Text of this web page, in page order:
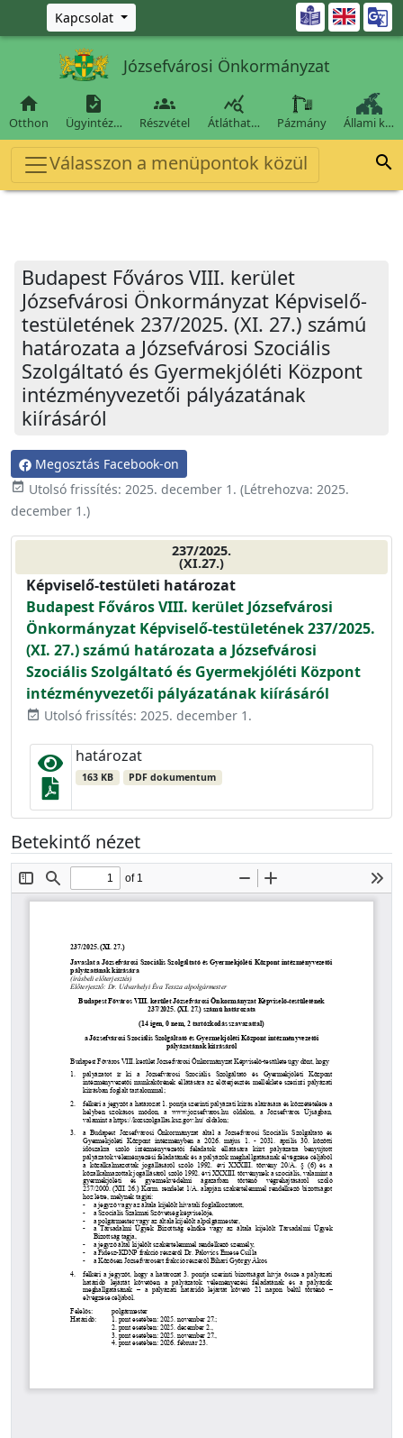
Ugrás a fő tartalomra
Kapcsolat 
Józsefvárosi Önkormányzat

Otthon

Ügyintéz…

Részvétel

Átláthat… Pázmány Állami k…
Válasszon a menüpontok közül 
Budapest Főváros VIII. kerület
Józsefvárosi Önkormányzat Képviselő-
testületének 237/2025. (XI. 27.) számú
határozata a Józsefvárosi Szociális
Szolgáltató és Gyermekjóléti Központ
intézményvezetői pályázatának
kiírásáról
Megosztás Facebook-on
event_available Utolsó frissítés: 2025. december 1. (Létrehozva: 2025.
december 1.)
237/2025.
(XI.27.)
Képviselő-testületi határozat
Budapest Főváros VIII. kerület Józsefvárosi
Önkormányzat Képviselő-testületének 237/2025.
(XI. 27.) számú határozata a Józsefvárosi
Szociális Szolgáltató és Gyermekjóléti Központ
intézményvezetői pályázatának kiírásáról
event_available Utolsó frissítés: 2025. december 1.
határozat
163 KB PDF dokumentum
Betekintő nézet